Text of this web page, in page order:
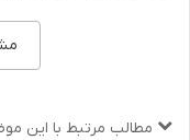
نموده و بعد با کشیدن
ریختن گچ ، یکی از
مطالب مرتبط با این